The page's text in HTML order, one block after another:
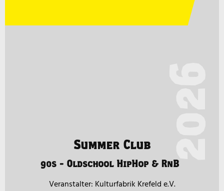
Summer Club
90s - Oldschool HipHop & RnB
Kulturfabrik Krefeld e.V.